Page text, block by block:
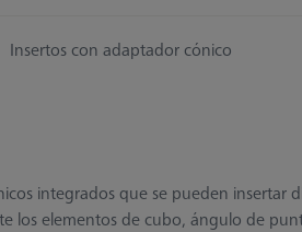
Insertos con adaptador cónico
integrados que se pueden insertar
elementos de cubo, ángulo de